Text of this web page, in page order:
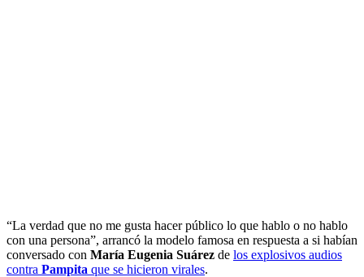
“La verdad que no me gusta hacer público lo que hablo o no hablo
con una persona”, arrancó la modelo famosa en respuesta a si habían
conversado con María Eugenia Suárez de los explosivos audios
contra Pampita que se hicieron virales.